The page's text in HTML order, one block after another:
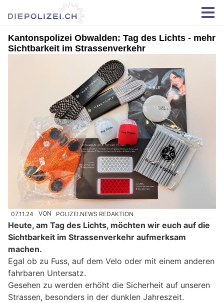
Kantonspolizei Obwalden: Tag des Lichts - mehr
Sichtbarkeit im Strassenverkehr
07.11.24 VON POLIZEI.NEWS REDAKTION
Heute, am Tag des Lichts, möchten wir euch auf die
Sichtbarkeit im Strassenverkehr aufmerksam
machen.
Egal ob zu Fuss, auf dem Velo oder mit einem anderen
fahrbaren Untersatz.
Gesehen zu werden erhöht die Sicherheit auf unseren
Strassen, besonders in der dunklen Jahreszeit.